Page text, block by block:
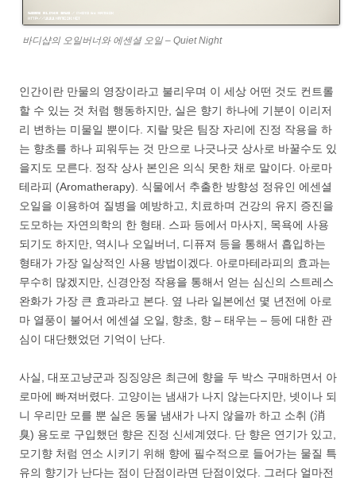
바디샵의 오일버너와 에센셜 오일 – Quiet Night
인간이란 만물의 영장이라고 불리우며 이 세상 어떤 것도 컨트롤
할 수 있는 것 처럼 행동하지만, 실은 향기 하나에 기분이 이리저
리 변하는 미물일 뿐이다. 지랄 맞은 팀장 자리에 진정 작용을 하
는 향초를 하나 피워두는 것 만으로 나긋나긋 상사로 바꿀수도 있
을지도 모른다. 정작 상사 본인은 의식 못한 채로 말이다. 아로마
테라피 (Aromatherapy). 식물에서 추출한 방향성 정유인 에센셜
오일을 이용하여 질병을 예방하고, 치료하며 건강의 유지 증진을
도모하는 자연의학의 한 형태. 스파 등에서 마사지, 목욕에 사용
되기도 하지만, 역시나 오일버너, 디퓨져 등을 통해서 흡입하는
형태가 가장 일상적인 사용 방법이겠다. 아로마테라피의 효과는
무수히 많겠지만, 신경안정 작용을 통해서 얻는 심신의 스트레스
완화가 가장 큰 효과라고 본다. 옆 나라 일본에선 몇 년전에 아로
마 열풍이 불어서 에센셜 오일, 향초, 향 – 태우는 – 등에 대한 관
심이 대단했었던 기억이 난다.
사실, 대포고냥군과 징징양은 최근에 향을 두 박스 구매하면서 아
로마에 빠져버렸다. 고양이는 냄새가 나지 않는다지만, 넷이나 되
니 우리만 모를 뿐 실은 동물 냄새가 나지 않을까 하고 소취 (消
臭) 용도로 구입했던 향은 진정 신세계였다. 단 향은 연기가 있고,
모기향 처럼 연소 시키기 위해 향에 필수적으로 들어가는 물질 특
유의 향기가 난다는 점이 단점이라면 단점이었다. 그러다 얼마전